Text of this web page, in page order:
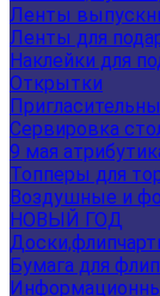
Ленты
Ленты для
Наклейки для
Открытки
Сервировка
9 мая
Топперы для
Воздушные и
НОВЫЙ ГОД
Бумага для